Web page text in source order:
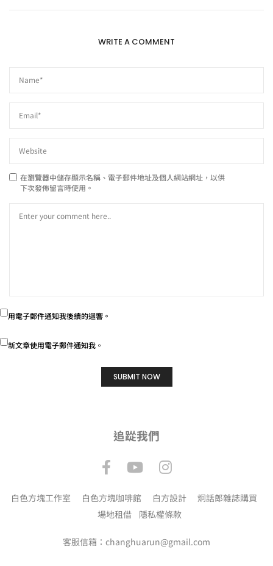
WRITE A COMMENT
在瀏覽器中儲存顯示名稱、電子郵件地址及個人網站網址，以供
下次發佈留言時使用。
用電子郵件通知我後續的迴響。
新文章使用電子郵件通知我。
追踨我們
白色方塊工作室 白色方塊咖啡館白方設計 炯話郎雜誌購買
場地租借隱私權條款
客服信箱：changhuarun@gmail.com